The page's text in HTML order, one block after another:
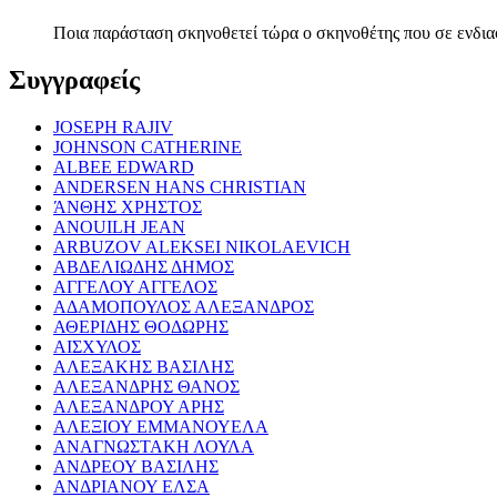
Ποια παράσταση σκηνοθετεί τώρα ο σκηνοθέτης που σε
Συγγραφείς
JOSEPH RAJIV
JOHNSON CATHERINE
ALBEE EDWARD
ANDERSEN HANS CHRISTIAN
ΆΝΘΗΣ ΧΡΗΣΤΟΣ
ANOUILH JEAN
ARBUZOV ALEKSEI NIKOLAEVICH
ΑΒΔΕΛΙΩΔΗΣ ΔΗΜΟΣ
ΑΓΓΕΛΟΥ ΑΓΓΕΛΟΣ
ΑΔΑΜΟΠΟΥΛΟΣ ΑΛΕΞΑΝΔΡΟΣ
ΑΘΕΡΙΔΗΣ ΘΟΔΩΡΗΣ
ΑΙΣΧΥΛΟΣ
ΑΛΕΞΑΚΗΣ ΒΑΣΙΛΗΣ
ΑΛΕΞΑΝΔΡΗΣ ΘΑΝΟΣ
ΑΛΕΞΑΝΔΡΟΥ ΑΡΗΣ
ΑΛΕΞΙΟΥ ΕΜΜΑΝΟΥΕΛΑ
ΑΝΑΓΝΩΣΤΑΚΗ ΛΟΥΛΑ
ΑΝΔΡΕΟΥ ΒΑΣΙΛΗΣ
ΑΝΔΡΙΑΝΟΥ ΕΛΣΑ